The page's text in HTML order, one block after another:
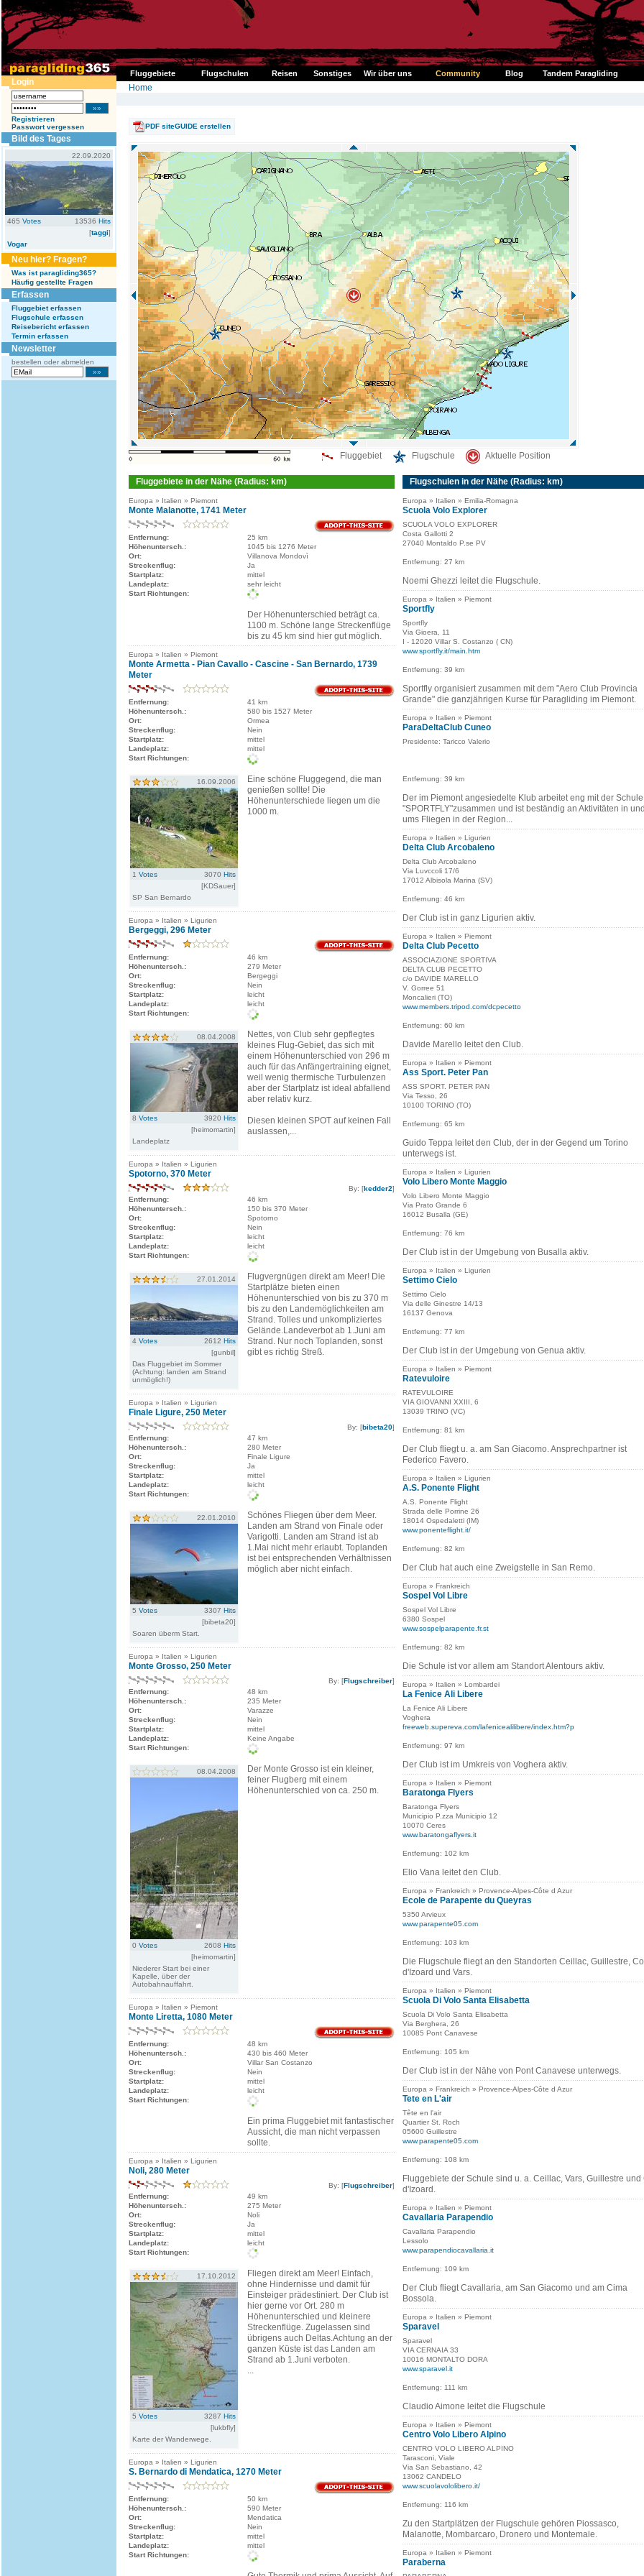
Fluggebiete Flugschulen Reisen Sonstiges Wir über uns Community Blog Tandem Paragliding
Login
Registrieren
Passwort vergessen
Bild des Tages
22.09.2020
465 Votes 13536 Hits
[taggi]
Vogar
Neu hier? Fragen?
Was ist paragliding365?
Häufig gestellte Fragen
Erfassen
Fluggebiet erfassen
Flugschule erfassen
Reisebericht erfassen
Termin erfassen
Newsletter
bestellen oder abmelden
Home
PDF siteGUIDE erstellen
Fluggebiet Flugschule Aktuelle Position
Fluggebiete in der Nähe (Radius: km)
Europa » Italien » Piemont
Monte Malanotte, 1741 Meter
Entfernung:
25 km
Höhenuntersch.:
1045 bis 1276 Meter
Ort:
Villanova Mondovì
Streckenflug:
Ja
Startplatz:
mittel
Landeplatz:
sehr leicht
Start Richtungen:
Der Höhenunterschied beträgt ca.
1100 m. Schöne lange Streckenflüge
bis zu 45 km sind hier gut möglich.
Europa » Italien » Piemont
Monte Armetta - Pian Cavallo - Cascine - San Bernardo, 1739
Meter
Entfernung:
41 km
Höhenuntersch.:
580 bis 1527 Meter
Ort:
Ormea
Streckenflug:
Nein
Startplatz:
mittel
Landeplatz:
mittel
Start Richtungen:
16.09.2006
1 Votes 3070 Hits
[KDSauer]
SP San Bernardo
Eine schöne Fluggegend, die man
genießen sollte! Die
Höhenunterschiede liegen um die
1000 m.
Europa » Italien » Ligurien
Bergeggi, 296 Meter
Entfernung:
46 km
Höhenuntersch.:
279 Meter
Ort:
Bergeggi
Streckenflug:
Nein
Startplatz:
leicht
Landeplatz:
leicht
Start Richtungen:
08.04.2008
8 Votes 3920 Hits
[heimomartin]
Landeplatz
Nettes, von Club sehr gepflegtes
kleines Flug-Gebiet, das sich mit
einem Höhenunterschied von 296 m
auch für das Anfängertraining eignet,
weil wenig thermische Turbulenzen
aber der Startplatz ist ideal abfallend
aber relativ kurz.
Diesen kleinen SPOT auf keinen Fall
auslassen,...
Europa » Italien » Ligurien
Spotorno, 370 Meter
By: [kedder2]
Entfernung:
46 km
Höhenuntersch.:
150 bis 370 Meter
Ort:
Spotorno
Streckenflug:
Nein
Startplatz:
leicht
Landeplatz:
leicht
Start Richtungen:
27.01.2014
4 Votes 2612 Hits
[gunbil]
Das Fluggebiet im Sommer
(Achtung: landen am Strand
unmöglich!)
Flugvergnügen direkt am Meer! Die
Startplätze bieten einen
Höhenunterschied von bis zu 370 m
bis zu den Landemöglichkeiten am
Strand. Tolles und unkompliziertes
Gelände.Landeverbot ab 1.Juni am
Strand. Nur noch Toplanden, sonst
gibt es richtig Streß.
Europa » Italien » Ligurien
Finale Ligure, 250 Meter
By: [bibeta20]
Entfernung:
47 km
Höhenuntersch.:
280 Meter
Ort:
Finale Ligure
Streckenflug:
Ja
Startplatz:
mittel
Landeplatz:
leicht
Start Richtungen:
22.01.2010
5 Votes 3307 Hits
[bibeta20]
Soaren überm Start.
Schönes Fliegen über dem Meer.
Landen am Strand von Finale oder
Varigotti. Landen am Strand ist ab
1.Mai nicht mehr erlaubt. Toplanden
ist bei entsprechenden Verhältnissen
möglich aber nicht einfach.
Europa » Italien » Ligurien
Monte Grosso, 250 Meter
By: [Flugschreiber]
Entfernung:
48 km
Höhenuntersch.:
235 Meter
Ort:
Varazze
Streckenflug:
Nein
Startplatz:
mittel
Landeplatz:
Keine Angabe
Start Richtungen:
08.04.2008
0 Votes 2608 Hits
[heimomartin]
Niederer Start bei einer
Kapelle, über der
Autobahnauffahrt.
Der Monte Grosso ist ein kleiner,
feiner Flugberg mit einem
Höhenunterschied von ca. 250 m.
Europa » Italien » Piemont
Monte Liretta, 1080 Meter
Entfernung:
48 km
Höhenuntersch.:
430 bis 460 Meter
Ort:
Villar San Costanzo
Streckenflug:
Nein
Startplatz:
mittel
Landeplatz:
leicht
Start Richtungen:
Ein prima Fluggebiet mit fantastischer
Aussicht, die man nicht verpassen
sollte.
Europa » Italien » Ligurien
Noli, 280 Meter
By: [Flugschreiber]
Entfernung:
49 km
Höhenuntersch.:
275 Meter
Ort:
Noli
Streckenflug:
Ja
Startplatz:
mittel
Landeplatz:
leicht
Start Richtungen:
17.10.2012
5 Votes 3287 Hits
[lukbfly]
Karte der Wanderwege.
Fliegen direkt am Meer! Einfach,
ohne Hindernisse und damit für
Einsteiger prädestiniert. Der Club ist
hier gerne vor Ort. 280 m
Höhenunterschied und kleinere
Streckenflüge. Zugelassen sind
übrigens auch Deltas.Achtung an der
ganzen Küste ist das Landen am
Strand ab 1.Juni verboten.
...
Europa » Italien » Ligurien
S. Bernardo di Mendatica, 1270 Meter
Entfernung:
50 km
Höhenuntersch.:
590 Meter
Ort:
Mendatica
Streckenflug:
Nein
Startplatz:
mittel
Landeplatz:
mittel
Start Richtungen:
Flugschulen in der Nähe (Radius: km)
Europa » Italien » Emilia-Romagna
Scuola Volo Explorer
SCUOLA VOLO EXPLORER
Costa Gallotti 2
27040 Montaldo P.se PV
Entfernung: 27 km
Noemi Ghezzi leitet die Flugschule.
Europa » Italien » Piemont
Sportfly
Sportfly
Via Gioera, 11
I - 12020 Villar S. Costanzo ( CN)
www.sportfly.it/main.htm
Entfernung: 39 km
Sportfly organisiert zusammen mit dem "Aero Club Provincia
Grande" die ganzjährigen Kurse für Paragliding im Piemont.
Europa » Italien » Piemont
ParaDeltaClub Cuneo
Presidente: Taricco Valerio
Entfernung: 39 km
Der im Piemont angesiedelte Klub arbeitet eng mit der Schule
"SPORTFLY"zusammen und ist beständig an Aktivitäten in
ums Fliegen in der Region...
Europa » Italien » Ligurien
Delta Club Arcobaleno
Delta Club Arcobaleno
Via Luvccoli 17/6
17012 Albisola Marina (SV)
Entfernung: 46 km
Der Club ist in ganz Ligurien aktiv.
Europa » Italien » Piemont
Delta Club Pecetto
ASSOCIAZIONE SPORTIVA
DELTA CLUB PECETTO
c/o DAVIDE MARELLO
V. Gorree 51
Moncalieri (TO)
www.members.tripod.com/dcpecetto
Entfernung: 60 km
Davide Marello leitet den Club.
Europa » Italien » Piemont
Ass Sport. Peter Pan
ASS SPORT. PETER PAN
Via Tesso, 26
10100 TORINO (TO)
Entfernung: 65 km
Guido Teppa leitet den Club, der in der Gegend um Torino
unterwegs ist.
Europa » Italien » Ligurien
Volo Libero Monte Maggio
Volo Libero Monte Maggio
Via Prato Grande 6
16012 Busalla (GE)
Entfernung: 76 km
Der Club ist in der Umgebung von Busalla aktiv.
Europa » Italien » Ligurien
Settimo Cielo
Settimo Cielo
Via delle Ginestre 14/13
16137 Genova
Entfernung: 77 km
Der Club ist in der Umgebung von Genua aktiv.
Europa » Italien » Piemont
Ratevuloire
RATEVULOIRE
VIA GIOVANNI XXIII, 6
13039 TRINO (VC)
Entfernung: 81 km
Der Club fliegt u. a. am San Giacomo. Ansprechpartner ist
Federico Favero.
Europa » Italien » Ligurien
A.S. Ponente Flight
A.S. Ponente Flight
Strada delle Porrine 26
18014 Ospedaletti (IM)
www.ponenteflight.it/
Entfernung: 82 km
Der Club hat auch eine Zweigstelle in San Remo.
Europa » Frankreich
Sospel Vol Libre
Sospel Vol Libre
6380 Sospel
www.sospelparapente.fr.st
Entfernung: 82 km
Die Schule ist vor allem am Standort Alentours aktiv.
Europa » Italien » Lombardei
La Fenice Ali Libere
La Fenice Ali Libere
Voghera
freeweb.supereva.com/lafenicealilibere/index.htm?p
Entfernung: 97 km
Der Club ist im Umkreis von Voghera aktiv.
Europa » Italien » Piemont
Baratonga Flyers
Baratonga Flyers
Municipio P.zza Municipio 12
10070 Ceres
www.baratongaflyers.it
Entfernung: 102 km
Elio Vana leitet den Club.
Europa » Frankreich » Provence-Alpes-Côte d Azur
Ecole de Parapente du Queyras
5350 Arvieux
www.parapente05.com
Entfernung: 103 km
Die Flugschule fliegt an den Standorten Ceillac, Guillestre,
d'Izoard und Vars.
Europa » Italien » Piemont
Scuola Di Volo Santa Elisabetta
Scuola Di Volo Santa Elisabetta
Via Berghera, 26
10085 Pont Canavese
Entfernung: 105 km
Der Club ist in der Nähe von Pont Canavese unterwegs.
Europa » Frankreich » Provence-Alpes-Côte d Azur
Tete en L'air
Tête en l'air
Quartier St. Roch
05600 Guillestre
www.parapente05.com
Entfernung: 108 km
Fluggebiete der Schule sind u. a. Ceillac, Vars, Guillestre und
d'Izoard.
Europa » Italien » Piemont
Cavallaria Parapendio
Cavallaria Parapendio
Lessolo
www.parapendiocavallaria.it
Entfernung: 109 km
Der Club fliegt Cavallaria, am San Giacomo und am Cima
Bossola.
Europa » Italien » Piemont
Sparavel
Sparavel
VIA CERNAIA 33
10016 MONTALTO DORA
www.sparavel.it
Entfernung: 111 km
Claudio Aimone leitet die Flugschule
Europa » Italien » Piemont
Centro Volo Libero Alpino
CENTRO VOLO LIBERO ALPINO
Tarasconi, Viale
Via San Sebastiano, 42
13062 CANDELO
www.scuolavololibero.it/
Entfernung: 116 km
Zu den Startplätzen der Flugschule gehören Piossasco,
Malanotte, Mombarcaro, Dronero und Montemale.
Europa » Italien » Piemont
Paraberna